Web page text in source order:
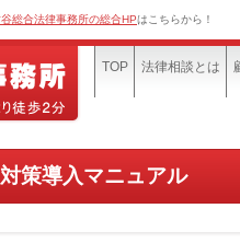
総合法律事務所の総合HPはこちらから！
策導入マニュアル
TOP 法律相談とは